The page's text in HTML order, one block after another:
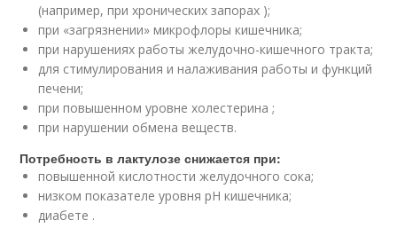
(например, при хронических запорах );
при «загрязнении» микрофлоры кишечника;
при нарушениях работы желудочно-кишечного тракта;
для стимулирования и налаживания работы и функций
печени;
при повышенном уровне холестерина ;
при нарушении обмена веществ.
Потребность в лактулозе снижается при:
повышенной кислотности желудочного сока;
низком показателе уровня рН кишечника;
диабете .